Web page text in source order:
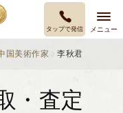
タップで発信 メニュー
国美術作家 李秋君
・査定